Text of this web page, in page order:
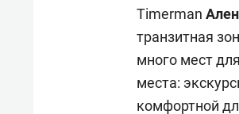
Timerman
транзитная
много мест
места:
комфортной